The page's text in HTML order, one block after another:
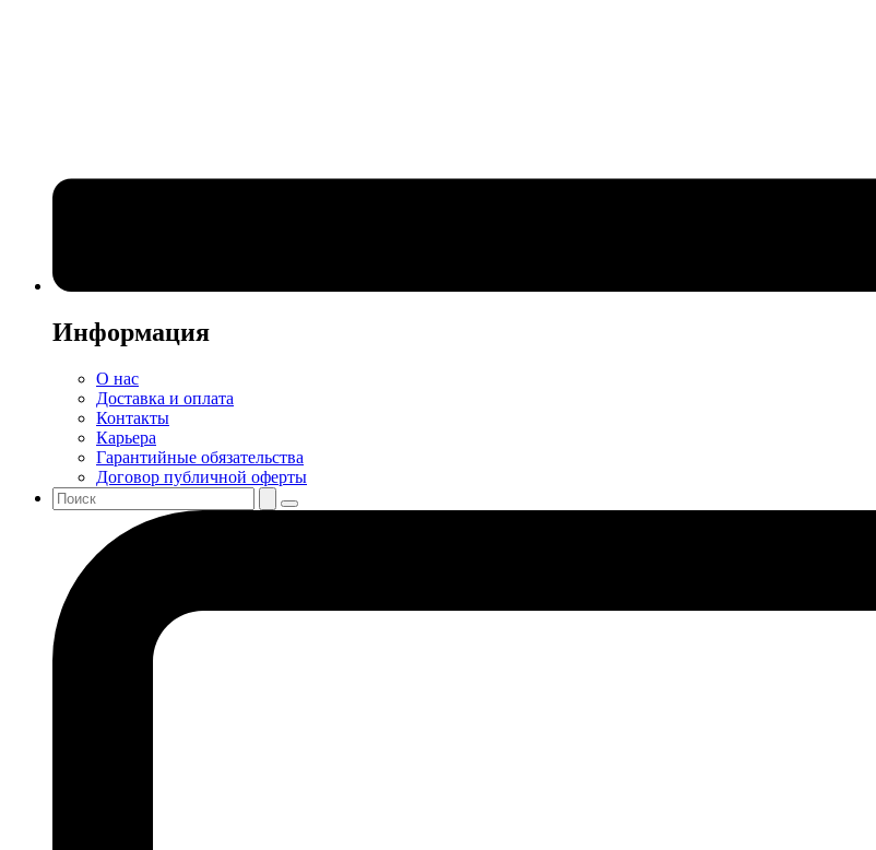
Информация
О нас
Доставка и оплата
Контакты
Карьера
Гарантийные обязательства
Договор публичной оферты